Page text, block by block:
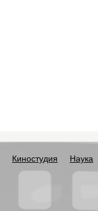
Киностудия Наука